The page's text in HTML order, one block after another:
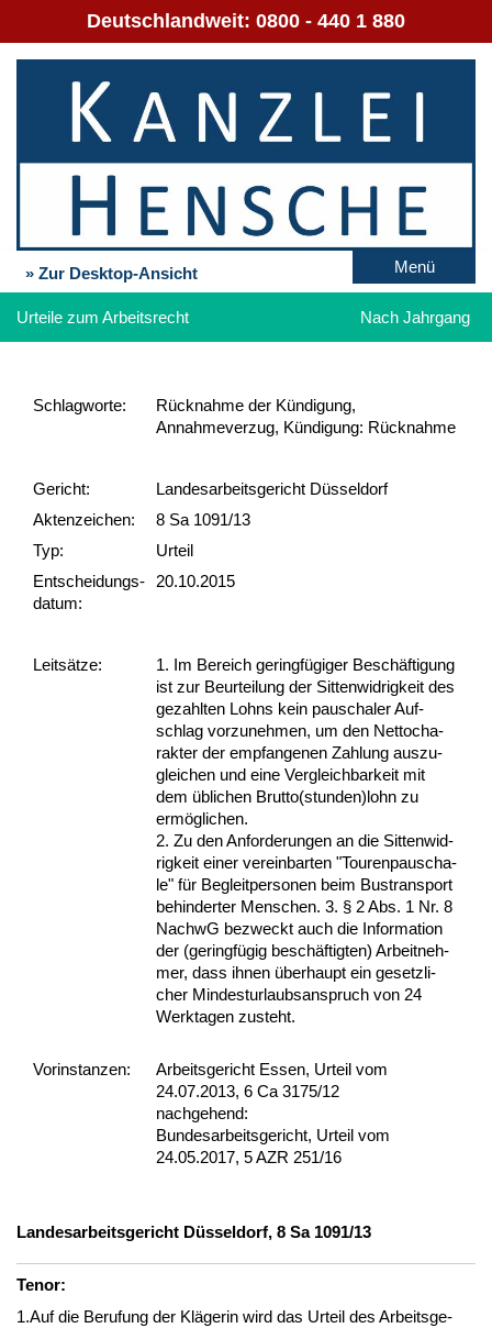
Deutschlandweit: 0800 - 440 1 880
» Zur Desktop-Ansicht Menü
Urteile zum Arbeitsrecht Nach Jahrgang
Schlag­worte:
Rücknahme der Kündigung,
Annahmeverzug, Kündigung: Rücknahme
Gericht:
Landesarbeitsgericht Düsseldorf
Akten­zeichen:
8 Sa 1091/13
Typ:
Urteil
Ent­scheid­ungs­
datum:
20.10.2015
Leit­sätze:
1. Im Be­reich ge­ringfügi­ger Beschäfti­gung
ist zur Be­ur­tei­lung der Sit­ten­wid­rig­keit des
ge­zahl­ten Lohns kein pau­scha­ler Auf­
schlag vor­zu­neh­men, um den Net­to­cha­
rak­ter der emp­fan­ge­nen Zah­lung aus­zu­
glei­chen und ei­ne Ver­gleich­bar­keit mit
dem übli­chen Brut­to(stun­den)lohn zu
ermögli­chen.
2. Zu den An­for­de­run­gen an die Sit­ten­wid­
rig­keit ei­ner ver­ein­bar­ten "Tou­ren­pau­scha­
le" für Be­gleit­per­so­nen beim Bus­trans­port
be­hin­der­ter Men­schen. 3. § 2 Abs. 1 Nr. 8
NachwG be­zweckt auch die In­for­ma­ti­on
der (ge­ringfügig beschäftig­ten) Ar­beit­neh­
mer, dass ih­nen über­haupt ein ge­setz­li­
cher Min­des­t­ur­laubs­an­spruch von 24
Werk­ta­gen zu­steht.
Vor­ins­tan­zen:
Arbeitsgericht Essen, Urteil vom
24.07.2013, 6 Ca 3175/12
nachgehend:
Bundesarbeitsgericht, Urteil vom
24.05.2017, 5 AZR 251/16
Lan­des­ar­beits­ge­richt Düssel­dorf, 8 Sa 1091/13
Te­nor:
1.Auf die Be­ru­fung der Kläge­rin wird das Ur­teil des Ar­beits­ge­